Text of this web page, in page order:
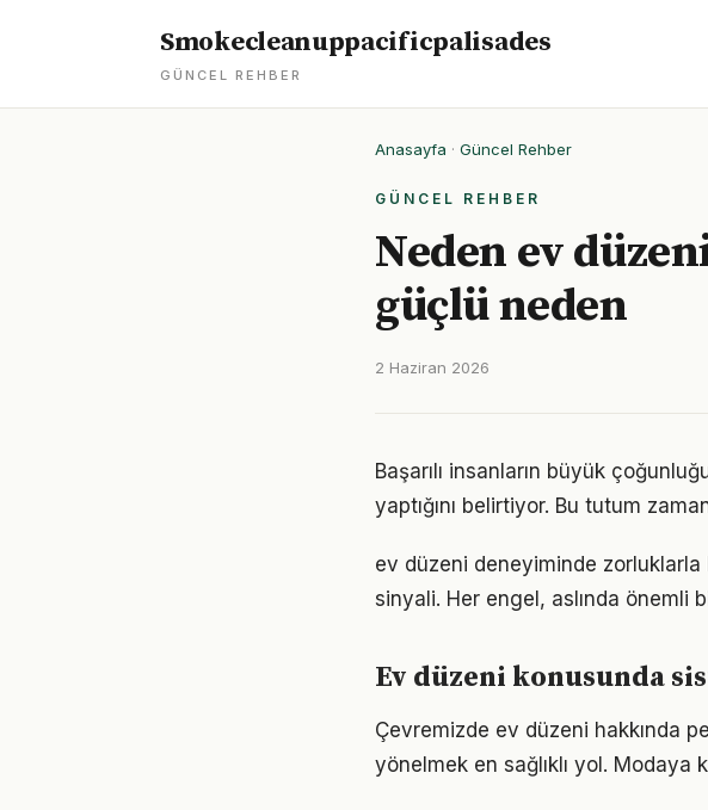
Smokecleanuppacificpalisades
GÜNCEL REHBER
Anasayfa · Güncel Rehber
GÜNCEL REHBER
Neden ev
güçlü neden
2 Haziran 2026
Başarılı insanların büyük
yaptığını belirtiyor. Bu tutum
ev düzeni deneyiminde zorluklarla
sinyali. Her engel, aslında önemli
Ev düzeni konusunda
Çevremizde ev düzeni hakkında
yönelmek en sağlıklı yol. Modaya